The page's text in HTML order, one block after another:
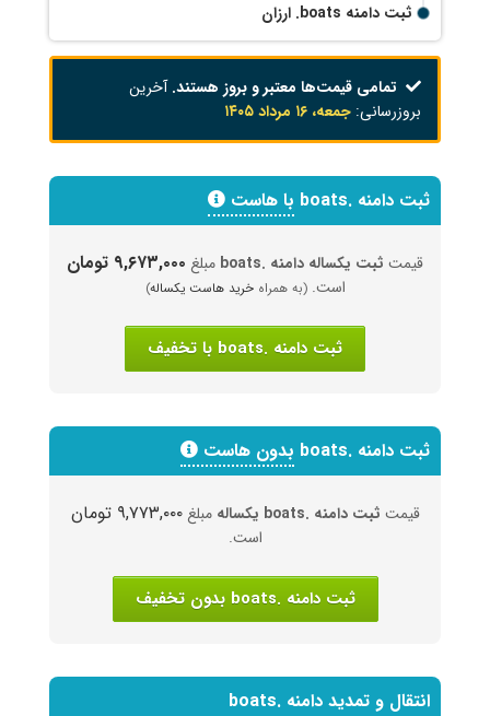
ثبت دامنه .boats ارزان
تمامی قیمت‌ها معتبر و بروز هستند.آخرین
بروزرسانی: جمعه، ۱۶ مرداد ۱۴۰۵
ثبت دامنه .boats با هاست
قیمت ثبت یکساله دامنه .boats مبلغ ۹,۶۷۳,۰۰۰ تومان
است.(به همراهخرید هاست یکساله)
ثبت دامنه .boats با تخفیف
ثبت دامنه .boats بدون هاست
قیمت ثبت دامنه .boats یکساله مبلغ۹,۷۷۳,۰۰۰ تومان
است.
ثبت دامنه .boats بدون تخفیف
انتقال و تمدید دامنه .boats